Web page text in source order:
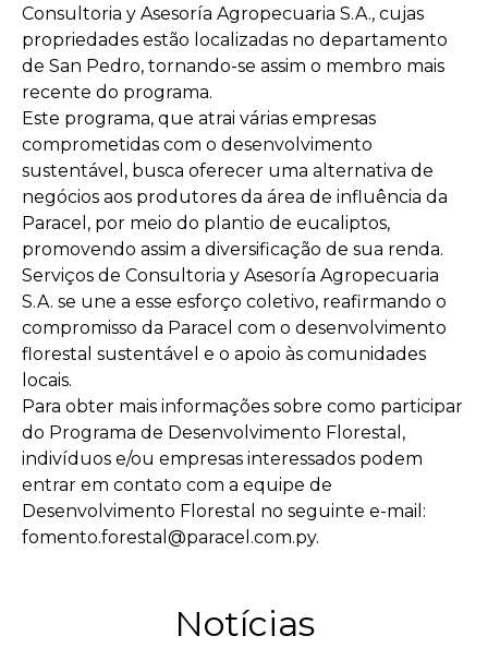
Consultoria y Asesoría Agropecuaria S.A., cujas
propriedades estão localizadas no departamento
de San Pedro, tornando-se assim o membro mais
recente do programa.
Este programa, que atrai várias empresas
comprometidas com o desenvolvimento
sustentável, busca oferecer uma alternativa de
negócios aos produtores da área de influência da
Paracel, por meio do plantio de eucaliptos,
promovendo assim a diversificação de sua renda.
Serviços de Consultoria y Asesoría Agropecuaria
S.A. se une a esse esforço coletivo, reafirmando o
compromisso da Paracel com o desenvolvimento
florestal sustentável e o apoio às comunidades
locais.
Para obter mais informações sobre como participar
do Programa de Desenvolvimento Florestal,
indivíduos e/ou empresas interessados podem
entrar em contato com a equipe de
Desenvolvimento Florestal no seguinte e-mail:
fomento.forestal@paracel.com.py.
Notícias